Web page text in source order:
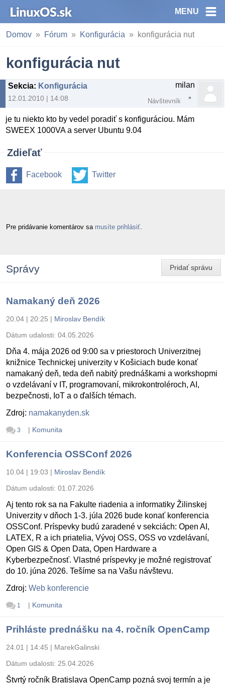
MENU
Domov Fórum Konfigurácia konfigurácia nut
konfigurácia nut
Sekcia: Konfigurácia
12.01.2010 | 14:08
milan
Návštevník
je tu niekto kto by vedel poradiť s konfiguráciou. Mám
SWEEX 1000VA a server Ubuntu 9.04
Zdieľať
Facebook Twitter
Pre pridávanie komentárov sa musíte prihlásiť
Pridať správu
Správy
Namakaný deň 2026
20.04 | 20:25 | Miroslav Bendík
Dátum udalosti: 04.05.2026
Dňa 4. mája 2026 od 9:00 sa v priestoroch Univerzitnej
knižnice Technickej univerzity v Košiciach bude konať
namakaný deň, teda deň nabitý prednáškami a workshopmi
o vzdelávaní v IT, programovaní, mikrokontroléroch, AI,
bezpečnosti, IoT a o ďalších témach.
Zdroj: namakanyden.sk
3 | Komunita
Konferencia OSSConf 2026
10.04 | 19:03 | Miroslav Bendík
Dátum udalosti: 01.07.2026
Aj tento rok sa na Fakulte riadenia a informatiky Žilinskej
Univerzity v dňoch 1-3. júla 2026 bude konať konferencia
OSSConf. Príspevky budú zaradené v sekciách: Open AI,
LATEX, R a ich priatelia, Vývoj OSS, OSS vo vzdelávaní,
Open GIS & Open Data, Open Hardware a
Kyberbezpečnosť. Vlastné príspevky je možné registrovať
do 10. júna 2026. Tešíme sa na Vašu návštevu.
Zdroj: Web konferencie
1 | Komunita
Prihláste prednášku na 4. ročník OpenCamp
24.01 | 14:45 | MarekGalinski
Dátum udalosti: 25.04.2026
Štvrtý ročník Bratislava OpenCamp pozná svoj termín a je